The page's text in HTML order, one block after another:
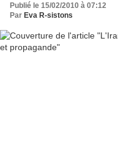
Publié le 15/02/2010 à 07:12
Par Eva R-sistons